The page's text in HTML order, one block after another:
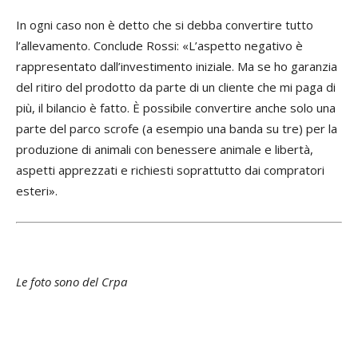
In ogni caso non è detto che si debba convertire tutto
l’allevamento. Conclude Rossi: «L’aspetto negativo è
rappresentato dall’investimento iniziale. Ma se ho garanzia
del ritiro del prodotto da parte di un cliente che mi paga di
più, il bilancio è fatto. È possibile convertire anche solo una
parte del parco scrofe (a esempio una banda su tre) per la
produzione di animali con benessere animale e libertà,
aspetti apprezzati e richiesti soprattutto dai compratori
esteri».
Le foto sono del Crpa